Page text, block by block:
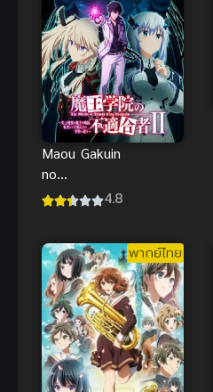
Maou Gakuin
no
Futekigousha
จอมมาร ภาค
2
4.8
พากย์ไทย